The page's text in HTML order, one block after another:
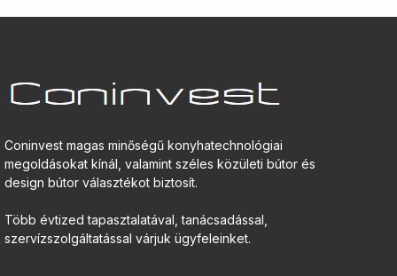
Coninvest magas minőségű konyhatechnológiai
megoldásokat kínál, valamint széles közületi bútor és
design bútor választékot biztosít.
Több évtized tapasztalatával, tanácsadással,
szervízszolgáltatással várjuk ügyfeleinket.